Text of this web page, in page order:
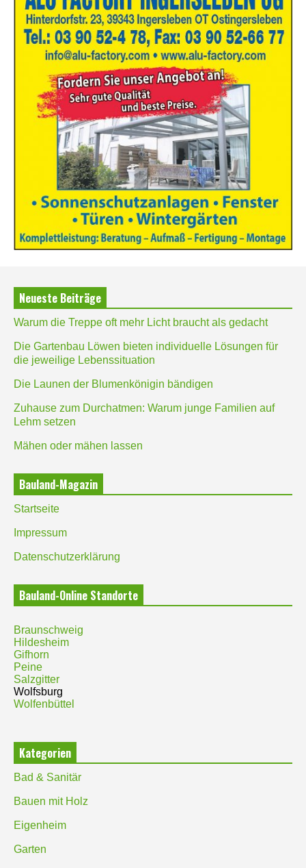
Neueste Beiträge
Warum die Treppe oft mehr Licht braucht als gedacht
Die Gartenbau Löwen bieten individuelle Lösungen für
die jeweilige Lebenssituation
Die Launen der Blumenkönigin bändigen
Zuhause zum Durchatmen: Warum junge Familien auf
Lehm setzen
Mähen oder mähen lassen
Bauland-Magazin
Startseite
Impressum
Datenschutzerklärung
Bauland-Online Standorte
Braunschweig
Hildesheim
Gifhorn
Peine
Salzgitter
Wolfsburg
Wolfenbüttel
Kategorien
Bad & Sanitär
Bauen mit Holz
Eigenheim
Garten